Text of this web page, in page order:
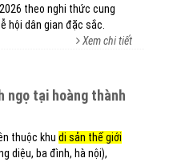
theo nghi thức cung
hội dân gian đặc sắc.
Xem chi tiết
thuộc khu di sản thế giới
diệu, ba đình, hà nội),